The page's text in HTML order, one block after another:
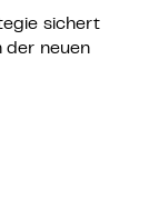
sichert
der neuen